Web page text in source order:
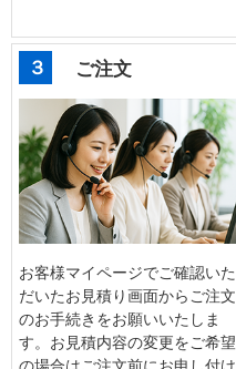
３ ご注文
お客様マイページでご確認いた
だいたお見積り画面からご注文
のお手続きをお願いいたしま
す。お見積内容の変更をご希望